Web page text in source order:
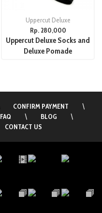
Uppercut Deluxe
Rp. 280,000
Uppercut Deluxe Socks and
Deluxe Pomade
CONFIRM PAYMENT
\
FAQ \ BLOG
\
CONTACT US